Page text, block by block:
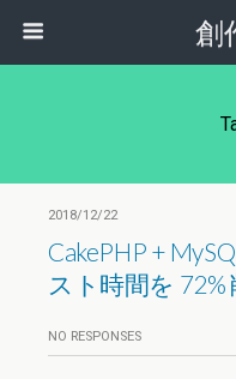
創
2018/12/22
CakePHP +
スト時間を 72%
NO RESPONSES